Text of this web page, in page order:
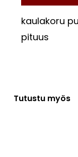
kaulakoru
pituus
Tutustu myös